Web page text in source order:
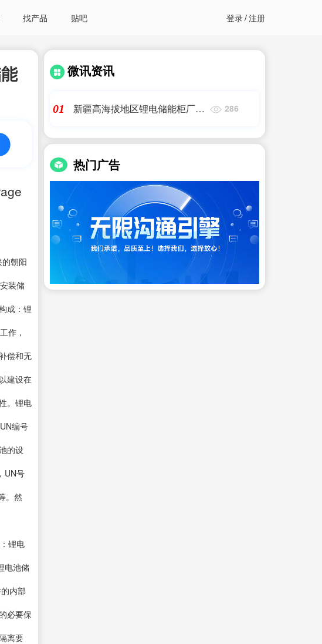
找产品 贴吧 登录/注册
朝阳
装储
成：锂
作，
偿和无
建设在
。锂电
编号
的设
UN号
。然
锂电
电池储
内部
必要保
离要
微讯资讯
01
新疆高海拔地区锂电储能柜厂家
统)出货方式UN3536|艾薇特
286
热门广告